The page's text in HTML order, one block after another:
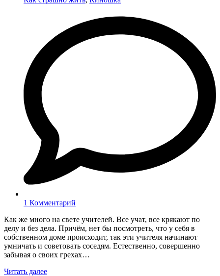
1 Комментарий
Как же много на свете учителей. Все учат, все крякают по
делу и без дела. Причём, нет бы посмотреть, что у себя в
собственном доме происходит, так эти учителя начинают
умничать и советовать соседям. Естественно, совершенно
забывая о своих грехах…
Читать далее